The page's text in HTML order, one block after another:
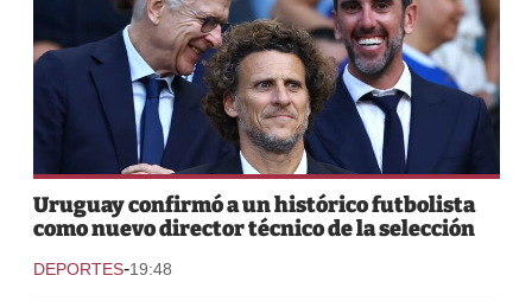
Uruguay confirmó a un histórico futbolista
como nuevo director técnico de la selección
DEPORTES-19:48